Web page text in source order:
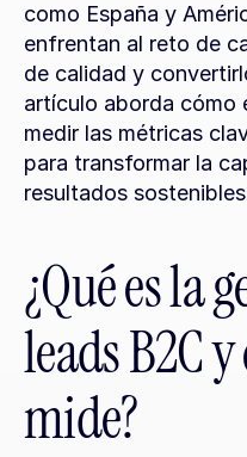
como España y
enfrentan al reto de
de calidad y
artículo aborda cómo
medir las métricas
para transformar la
resultados
¿Qué es la
leads B2C
mide?